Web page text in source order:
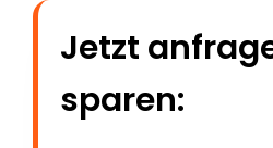
Jetzt
sparen: